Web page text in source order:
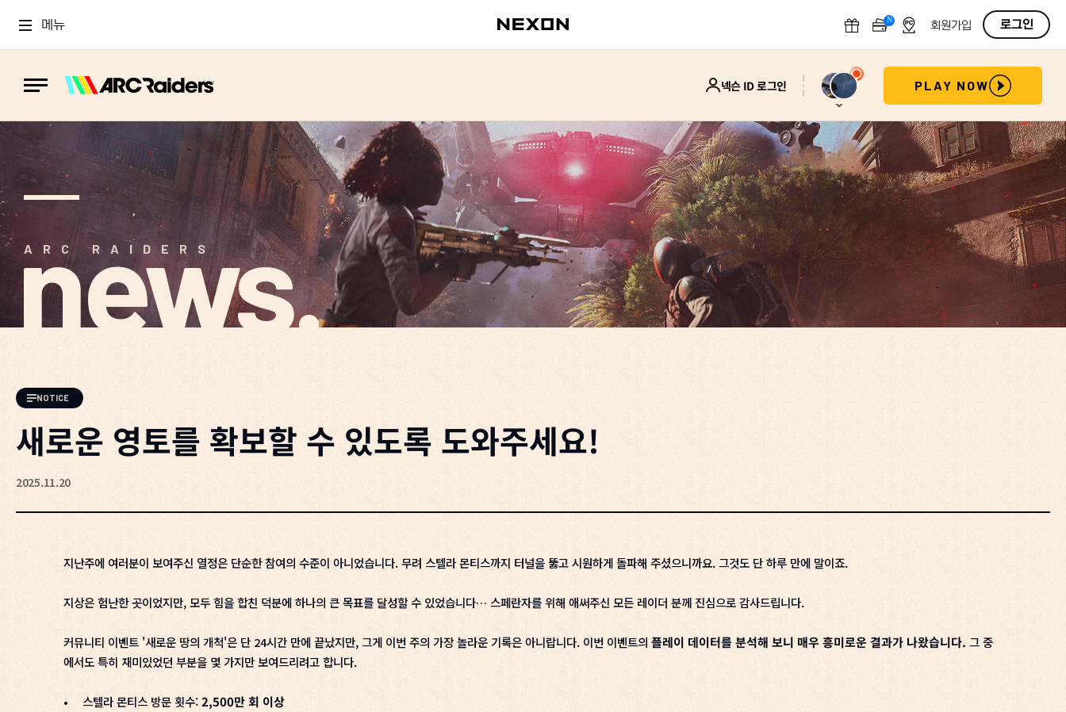
메뉴 N OFF회원가입 로그인
넥슨 ID 로그인 PLAY NOW
ARC RAIDERS
news.
NOTICE
새로운 영토를 확보할 수 있도록 도와주세요!
2025.11.20
지난주에 여러분이 보여주신 열정은 단순한 참여의 수준이 아니었습니다. 무려 스텔라 몬티스까지 터널을 뚫고 시원하게 돌파해 주셨으니까요. 그것도 단 하루 만에 말이죠.
지상은 험난한 곳이었지만, 모두 힘을 합친 덕분에 하나의 큰 목표를 달성할 수 있었습니다… 스페란자를 위해 애써주신 모든 레이더 분께 진심으로 감사드립니다.
커뮤니티 이벤트 '새로운 땅의 개척'은 단 24시간 만에 끝났지만, 그게 이번 주의 가장 놀라운 기록은 아니랍니다. 이번 이벤트의 플레이 데이터를 분석해 보니 매우 흥미로운 결과가 나왔습니다. 그 중
에서도 특히 재미있었던 부분을 몇 가지만 보여드리려고 합니다.
• 스텔라 몬티스 방문 횟수:2,500만 회 이상